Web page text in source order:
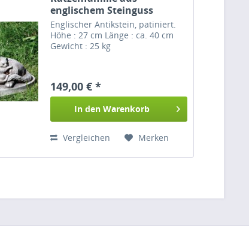
englischem Steinguss
Englischer Antikstein, patiniert.
Höhe : 27 cm Länge : ca. 40 cm
Gewicht : 25 kg
149,00 € *
In den Warenkorb
Vergleichen Merken